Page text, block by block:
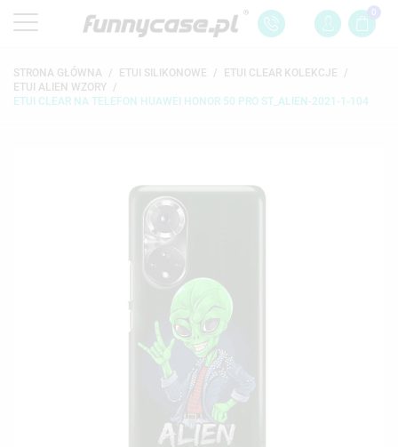
0
STRONA GŁÓWNA ETUI SILIKONOWE
ETUI CLEAR KOLEKCJE
ETUI ALIEN WZORY
ETUI CLEAR NA TELEFON HUAWEI HONOR 50 PRO ST_ALIEN-2021-1-104